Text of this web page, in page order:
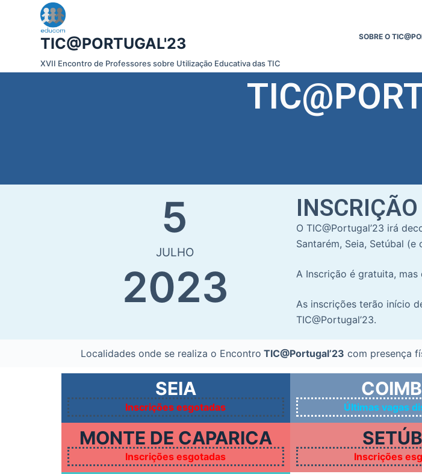
o
TIC@PORTUGAL'23
XVII Encontro de Professores sobre Utilização Educativa das TIC
SOBRE O
5
JULHO
2023
INSCRIÇÃO
O TIC@Portugal’23 irá
Santarém, Seia, Setúbal
A Inscrição é gratuita,
As inscrições terão início
TIC@Portugal’23.
Localidades onde se realiza o Encontro TIC@Portugal’23 com presença
SEIA
Inscrições esgotadas Últimas vagas
MONTE DE CAPARICA
Inscrições esgotadas Inscrições